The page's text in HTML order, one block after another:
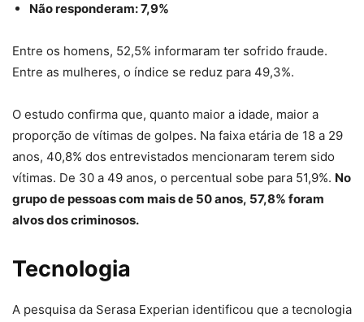
Não responderam: 7,9%
Entre os homens, 52,5% informaram ter sofrido fraude.
Entre as mulheres, o índice se reduz para 49,3%.
O estudo confirma que, quanto maior a idade, maior a
proporção de vítimas de golpes. Na faixa etária de 18 a 29
anos, 40,8% dos entrevistados mencionaram terem sido
vítimas. De 30 a 49 anos, o percentual sobe para 51,9%. No
grupo de pessoas com mais de 50 anos, 57,8% foram
alvos dos criminosos.
Tecnologia
A pesquisa da Serasa Experian identificou que a tecnologia